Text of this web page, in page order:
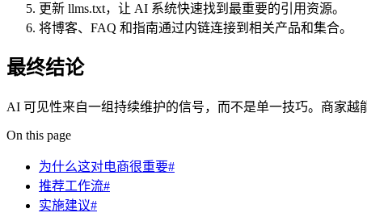
更新 llms.txt，让 AI 系统快速找到最重要的引用资源。
将博客、FAQ 和指南通过内链连接到相关产品和集合。
最终结论
AI 可见性来自一组持续维护的信号，而不是单一技巧。商家
On this page
为什么这对电商很重要#
推荐工作流#
实施建议#